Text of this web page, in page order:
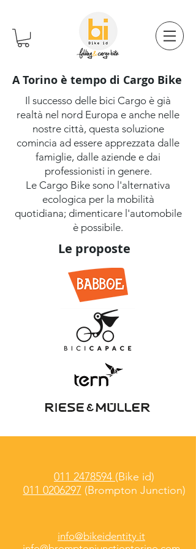
A Torino è tempo di Cargo Bike
Il successo delle bici Cargo è già
realtà nel nord Europa e anche nelle
nostre città, questa soluzione
comincia ad essere apprezzata dalle
famiglie, dalle aziende e dai
professionisti in genere.
Le Cargo Bike sono l'alternativa
ecologica per la mobilità
quotidiana; dimenticare l'automobile
è possibile.
Le proposte
011 2478594 (Bike id)
011 0206297 (Brompton Junction)
info@bikeidentity.it